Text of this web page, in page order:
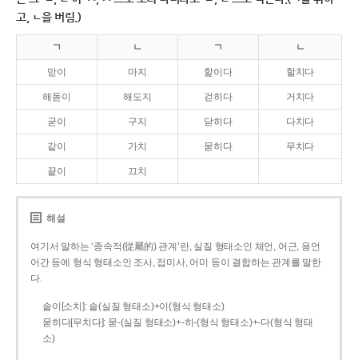
고, ㄴ을 버림.)
ㄱ ㄴ ㄱ ㄴ
맏이 마지 핥이다 할치다
해돋이 해도지 걷히다 거치다
굳이 구지 닫히다 다치다
같이 가치 묻히다 무치다
끝이 끄치
해설
여기서 말하는 ‘종속적(從屬的) 관계’란, 실질 형태소인 체언, 어근, 용언
어간 등에 형식 형태소인 조사, 접미사, 어미 등이 결합하는 관계를 말한
다.
솥이[소치]: 솥(실질 형태소)+이(형식 형태소)
묻히다[무치다]: 묻­-(실질 형태소)+­-히­-(형식 형태소)+-다(형식 형태
소)